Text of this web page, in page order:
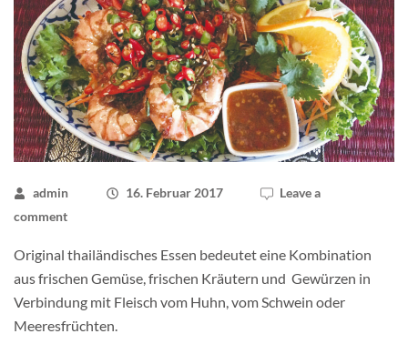
admin 16. Februar 2017
Leave a
comment
Original thailändisches Essen bedeutet eine Kombination
aus frischen Gemüse, frischen Kräutern und Gewürzen in
Verbindung mit Fleisch vom Huhn, vom Schwein oder
Meeresfrüchten.